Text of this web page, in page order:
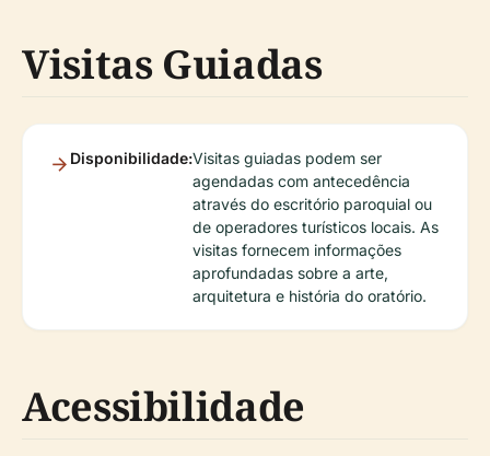
Visitas Guiadas
Disponibilidade:Visitas guiadas podem ser
agendadas com antecedência
através do escritório paroquial ou
de operadores turísticos locais. As
visitas fornecem informações
aprofundadas sobre a arte,
arquitetura e história do oratório.
Acessibilidade